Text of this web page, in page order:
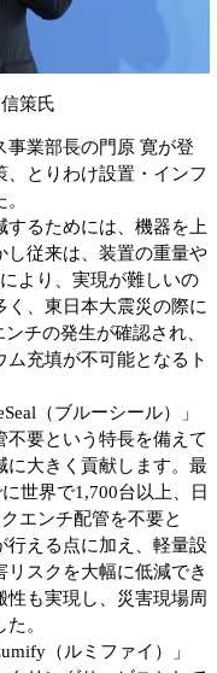
策氏
事業部長の門原 寛が登
とりわけ設置・インフ
るためには、機器を上
し従来は、装置の重量や
より、実現が難しいの
、東日本大震災の際に
チの発生が確認され、
充填が不可能となるト
（ブルーシール）」
要という特長を備えて
に大きく貢献します。最
世界で1,700台以上、日
エンチ配管を不要と
行える点に加え、軽量設
スクを大幅に低減でき
性も実現し、災害現場周
た。
（ルミファイ）」